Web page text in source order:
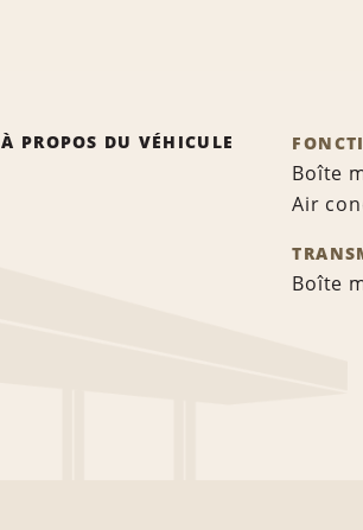
À PROPOS DU VÉHICULE
Boîte
Air
Boîte